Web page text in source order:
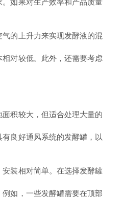
如果对生产效率和产品质量
的上升力来实现发酵液的混
对较低。此外，还需要考虑
积较大，但适合处理大量的
良好通风系统的发酵罐，以
装相对简单。在选择发酵罐
如，一些发酵罐需要在顶部